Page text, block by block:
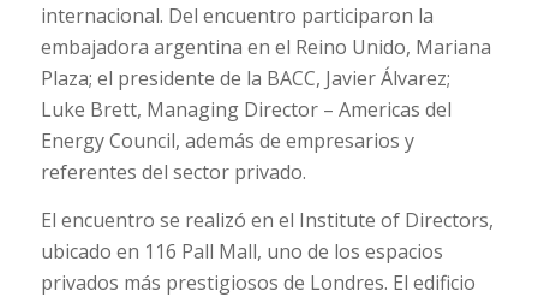
internacional. Del encuentro participaron la
embajadora argentina en el Reino Unido, Mariana
Plaza; el presidente de la BACC, Javier Álvarez;
Luke Brett, Managing Director – Americas del
Energy Council, además de empresarios y
referentes del sector privado.
El encuentro se realizó en el Institute of Directors,
ubicado en 116 Pall Mall, uno de los espacios
privados más prestigiosos de Londres. El edificio